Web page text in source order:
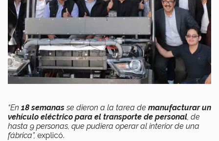
“En 18 semanasse dieron a la tarea de manufacturar un
vehículo eléctrico para el transporte de personal, de
hasta 9 personas, que pudiera operar al interior de una
fábrica”, explicó.